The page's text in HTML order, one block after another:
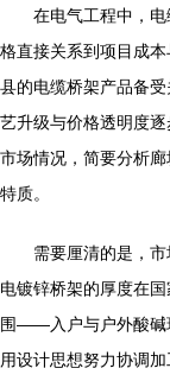
在电气工程中，
格直接关系到项目成
县的电缆桥架产品备
艺升级与价格透明度
市场情况，简要分析
特质。
需要厘清的是，
电镀锌桥架的厚度在
围——入户与户外酸碱
用设计思想努力协调